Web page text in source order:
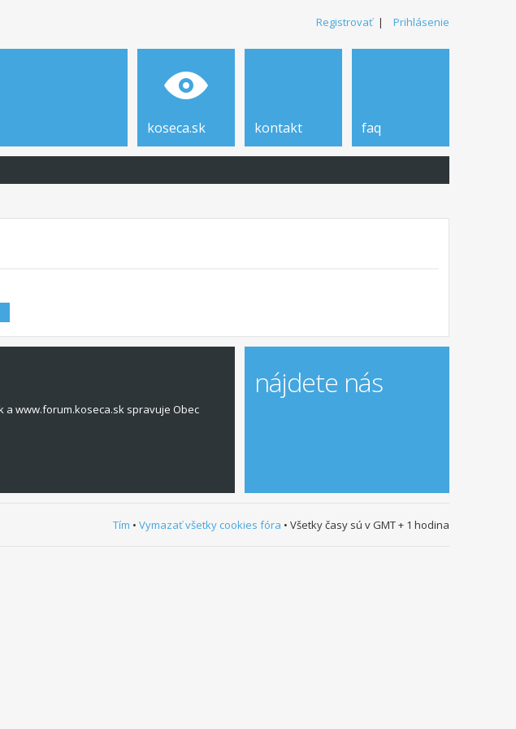
Registrovať| Prihlásenie
koseca.sk kontakt faq
a www.forum.koseca.sk spravuje Obec
nájdete nás
Tím • Vymazať všetky cookies fóra • Všetky časy sú v GMT + 1 hodina